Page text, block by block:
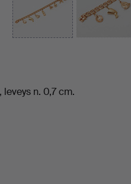
leveys n. 0,7 cm.